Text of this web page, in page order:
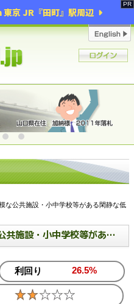
京 JR『田町』駅周辺
な公共施設・小中学校等がある閑静な低
千葉県白井市の小規模な公共施設・小中学校等がある閑静な低層住宅地域の戸建
利回り 26.5%